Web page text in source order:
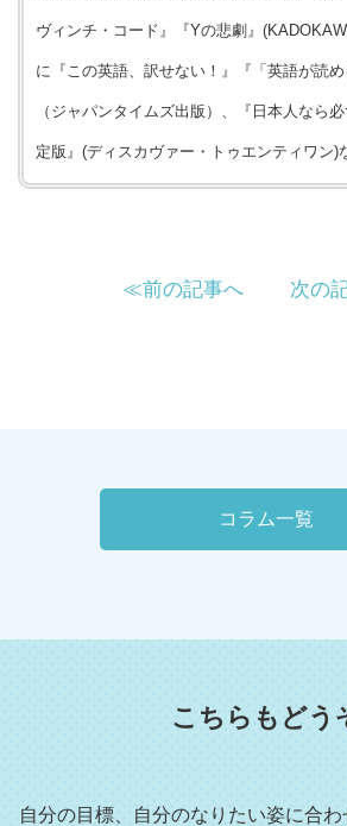
ヴィンチ・コード』『Yの悲劇』
に『この英語、訳せない！』『「英語が読め
（ジャパンタイムズ出版）、『日本人なら
定版』(ディスカヴァー・トゥエンティワン)
≪前の記事へ 次の
コラム一覧
こちらもどう
自分の目標、自分のなりたい姿に合